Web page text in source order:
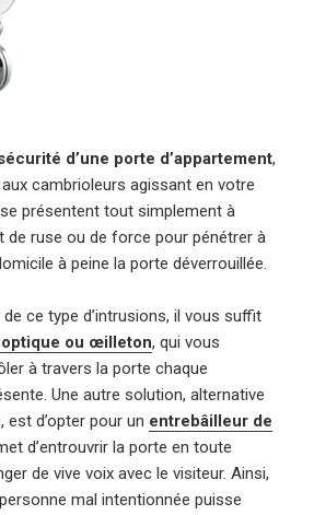
d’une porte d’appartement,
cambrioleurs agissant en votre
présentent tout simplement à
de ruse ou de force pour pénétrer à
à peine la porte déverrouillée.
ce type d’intrusions, il vous suffit
optique ou œilleton, qui vous
à travers la porte chaque
Une autre solution, alternative
d’opter pour un entrebâilleur de
d’entrouvrir la porte en toute
de vive voix avec le visiteur. Ainsi,
mal intentionnée puisse